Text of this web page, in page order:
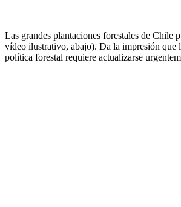
Las grandes plantaciones forestales de Chile
vídeo ilustrativo, abajo). Da la impresión que
política forestal requiere actualizarse